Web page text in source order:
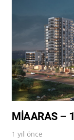
MİAARAS – 1
1 yıl önce